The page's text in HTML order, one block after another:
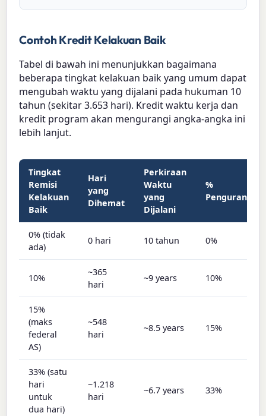
Contoh Kredit Kelakuan Baik
Tabel di bawah ini menunjukkan bagaimana
beberapa tingkat kelakuan baik yang umum dapat
mengubah waktu yang dijalani pada hukuman 10
tahun (sekitar 3.653 hari). Kredit waktu kerja dan
kredit program akan mengurangi angka-angka ini
lebih lanjut.
Tingkat
Remisi
Kelakuan
Baik
Hari
yang
Dihemat
Perkiraan
Waktu
yang
Dijalani
%
Pengurangan
0% (tidak
ada)
0 hari 10 tahun 0%
10%
~365
hari
~9 years 10%
15%
(maks
federal
AS)
~548
hari
~8.5 years 15%
33% (satu
hari
untuk
dua hari)
~1.218
hari
~6.7 years 33%